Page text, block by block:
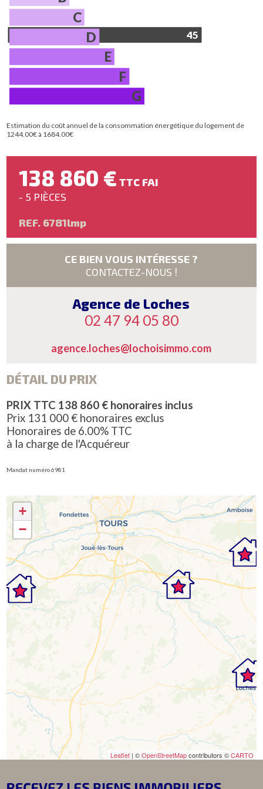
C
45
D
E
F
G
Estimation du coût annuel de la consommation énergétique du logement de
1244.00€ à 1684.00€
138 860 € TTC FAI
- 5 PIÈCES
REF. 6781lmp
CE BIEN VOUS INTÉRESSE ?
CONTACTEZ-NOUS !
Agence de Loches
02 47 94 05 80
agence.loches@lochoisimmo.com
DÉTAIL DU PRIX
PRIX TTC 138 860 € honoraires inclus
Prix 131 000 € honoraires exclus
Honoraires de 6.00% TTC
à la charge de l'Acquéreur
Mandat numéro 6981
+
−
Leaflet| ©OpenStreetMapcontributors ©CARTO